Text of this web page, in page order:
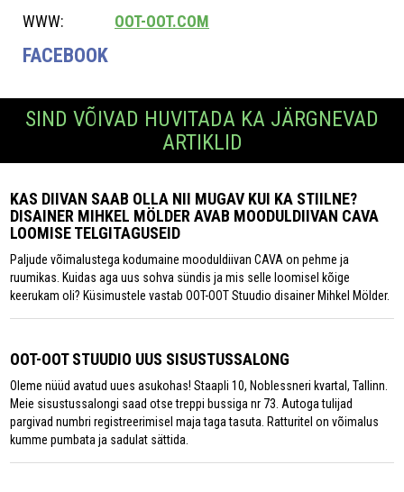
WWW:
OOT-OOT.COM
FACEBOOK
SIND VÕIVAD HUVITADA KA JÄRGNEVAD
ARTIKLID
KAS DIIVAN SAAB OLLA NII MUGAV KUI KA STIILNE?
DISAINER MIHKEL MÖLDER AVAB MOODULDIIVAN CAVA
LOOMISE TELGITAGUSEID
Paljude võimalustega kodumaine mooduldiivan CAVA on pehme ja
ruumikas. Kuidas aga uus sohva sündis ja mis selle loomisel kõige
keerukam oli? Küsimustele vastab OOT-OOT Stuudio disainer Mihkel Mölder.
OOT-OOT STUUDIO UUS SISUSTUSSALONG
Oleme nüüd avatud uues asukohas! Staapli 10, Noblessneri kvartal, Tallinn.
Meie sisustussalongi saad otse treppi bussiga nr 73. Autoga tulijad
pargivad numbri registreerimisel maja taga tasuta. Ratturitel on võimalus
kumme pumbata ja sadulat sättida.